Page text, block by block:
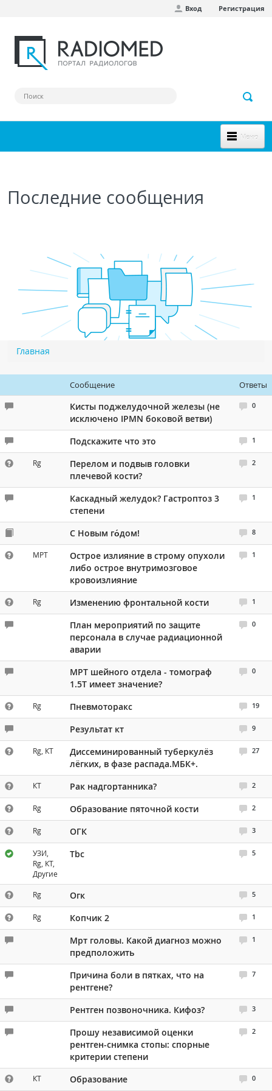
Вход Регистрация
Меню
НОВОЕ НА САЙТЕ
Клинические наблюдения
Наш сборник ссылок
Чат RADIOMED
ОБРАЗОВАНИЕ
Интерактивные задания
Публикации
Видео
Журнал "Лучевая диагностика и терапия"
КНИЖНЫЙ МАГАЗИН
ПАЦИЕНТАМ
Где пройти обследование
Компьютерная томография (КТ)
Магнитно-резонансная томография (МРТ)
Спросить врача
Последние сообщения
Вы здесь
Главная
Сообщение Ответы
Кисты поджелудочной железы (не
исключено IPMN боковой ветви)
0
Подскажите что это 1
Rg
Перелом и подвыв головки
плечевой кости?
2
Каскадный желудок? Гастроптоз 3
степени
1
С Новым го́дом! 8
МРТ
Острое излияние в строму опухоли
либо острое внутримозговое
кровоизлияние
1
Rg Изменению фронтальной кости 1
План мероприятий по защите
персонала в случае радиационной
аварии
0
МРТ шейного отдела - томограф
1.5Т имеет значение?
0
Rg Пневмоторакс 19
Результат кт 9
Rg, КТ
Диссеминированный туберкулёз
лёгких, в фазе распада.МБК+.
27
КТ Рак надгортанника? 2
Rg Образование пяточной кости 2
Rg ОГК 3
УЗИ,
Rg, КТ,
Другие
Tbc 5
Rg Огк 5
Rg Копчик 2 1
Мрт головы. Какой диагноз можно
предположить
1
Причина боли в пятках, что на
рентгене?
7
Рентген позвоночника. Кифоз? 3
Прошу независимой оценки
рентген-снимка стопы: спорные
критерии степени
2
КТ Образование 0